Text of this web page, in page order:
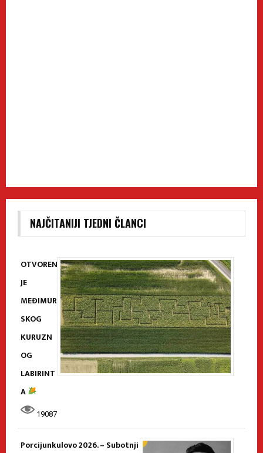
NAJČITANIJI TJEDNI ČLANCI
OTVOREN
JE
MEĐIMUR
SKOG
KURUZN
OG
LABIRINT
A
19087
Porcijunkulovo 2026. – Subotnji